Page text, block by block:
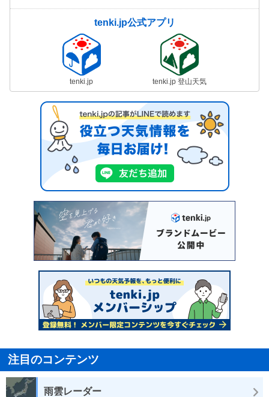
tenki.jp公式アプリ
tenki.jp tenki.jp 登山天気
注目のコンテンツ
雨雲レーダー